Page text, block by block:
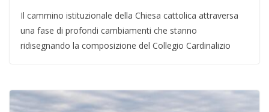
Il cammino istituzionale della Chiesa cattolica attraversa
una fase di profondi cambiamenti che stanno
ridisegnando la composizione del Collegio Cardinalizio